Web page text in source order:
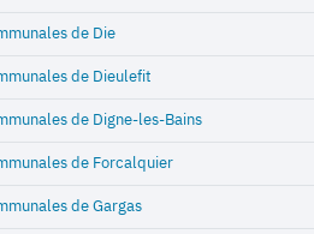
de Die
de Dieulefit
de Digne-les-Bains
de Forcalquier
de Gargas